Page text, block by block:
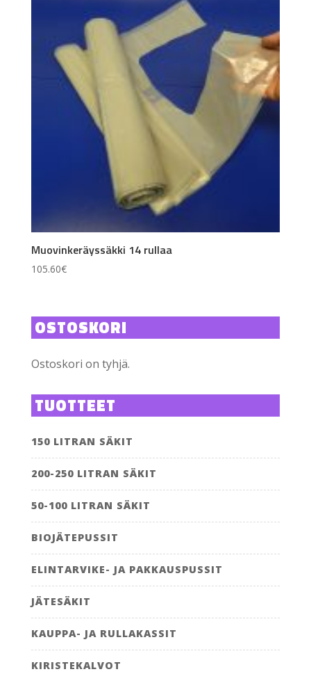
Muovinkeräyssäkki 14 rullaa
105.60€
OSTOSKORI
Ostoskori on tyhjä.
TUOTTEET
150 LITRAN SÄKIT
200-250 LITRAN SÄKIT
50-100 LITRAN SÄKIT
BIOJÄTEPUSSIT
ELINTARVIKE- JA PAKKAUSPUSSIT
JÄTESÄKIT
KAUPPA- JA RULLAKASSIT
KIRISTEKALVOT